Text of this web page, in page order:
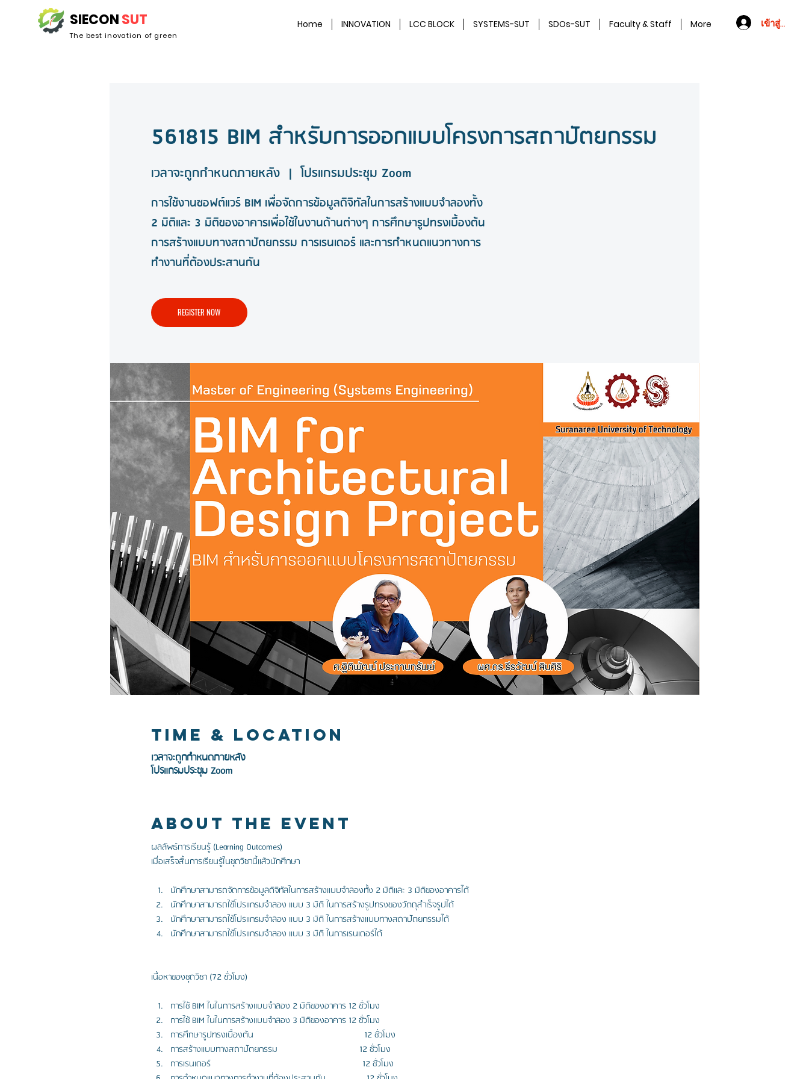
SIECONSUT
The best inovation of green
Home INNOVATION LCC BLOCK SYSTEMS-SUT SDOs-SUT Faculty & Staff More เข้าสู่ระบบ
561815 BIM สำหรับการออกแบบโครงการสถาปัตยกรรม
เวลาจะถูกกำหนดภายหลัง
  |
โปรแกรมประชุม Zoom
การใช้งานซอฟต์แวร์ BIM เพื่อจัดการข้อมูลดิจิทัลในการสร้างแบบจำลองทั้ง
2 มิติและ 3 มิติของอาคารเพื่อใช้ในงานด้านต่างๆ การศึกษารูปทรงเบื้องต้น
การสร้างแบบทางสถาปัตยกรรม การเรนเดอร์ และการกำหนดแนวทางการ
ทำงานที่ต้องประสานกัน
REGISTER NOW
Time & Location
เวลาจะถูกกำหนดภายหลัง
โปรแกรมประชุม Zoom
About The Event
ผลลัพธ์การเรียนรู้ (Learning Outcomes)
เมื่อเสร็จสิ้นการเรียนรู้ในชุดวิชานี้แล้วนักศึกษา
นักศึกษาสามารถจัดการข้อมูลดิจิทัลในการสร้างแบบจำลองทั้ง 2 มิติและ 3 มิติของอาคารได้
นักศึกษาสามารถใช้โปรแกรมจำลอง แบบ 3 มิติ ในการสร้างรูปทรงของวัตถุสำเร็จรูปได้
นักศึกษาสามารถใช้โปรแกรมจำลอง แบบ 3 มิติ ในการสร้างแบบทางสถาปัตยกรรมได้
นักศึกษาสามารถใช้โปรแกรมจำลอง แบบ 3 มิติ ในการเรนเดอร์ได้
การใช้ BIM ในในการสร้างแบบจำลอง 2 มิติของอาคาร 12 ชั่วโมง
การใช้ BIM ในในการสร้างแบบจำลอง 3 มิติของอาคาร 12 ชั่วโมง
การศึกษารูปทรงเบื้องต้น                                              12 ชั่วโมง
การสร้างแบบทางสถาปัตยกรรม                                  12 ชั่วโมง
การเรนเดอร์                                                               12 ชั่วโมง